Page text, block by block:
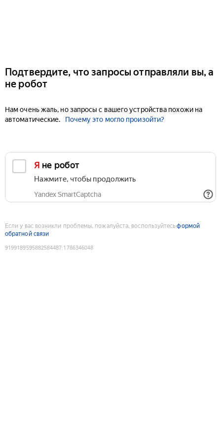
Подтвердите, что запросы отправляли вы, а
не робот
Нам очень жаль, но запросы с вашего устройства похожи на
автоматические.
Почему это могло произойти?
Я не робот
Нажмите, чтобы продолжить
Yandex SmartCaptcha
Если у вас возникли проблемы, пожалуйста, воспользуйтесьформой
обратной связи
9199189595882584487:1786346048